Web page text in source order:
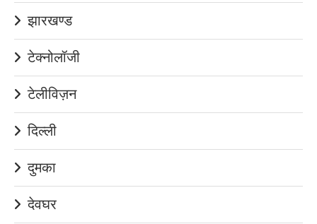
झारखण्ड
टेक्नोलॉजी
टेलीविज़न
दिल्ली
दुमका
देवघर